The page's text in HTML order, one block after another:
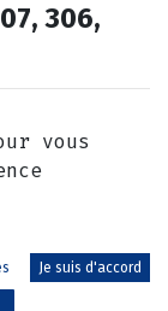
306,
vous
Je suis d'accord